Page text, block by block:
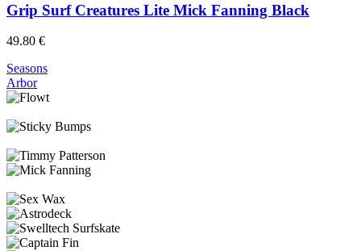
Grip Surf Creatures Lite Mick Fanning Black
49.80 €
Seasons
Arbor